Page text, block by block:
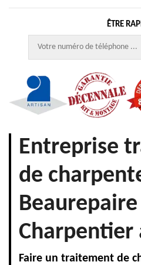
ÊTRE
Entreprise
de
Charpentier
Faire un traitement de